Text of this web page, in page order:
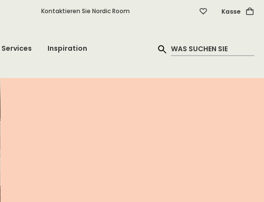
Kontaktieren Sie Nordic Room Kasse
Services Inspiration